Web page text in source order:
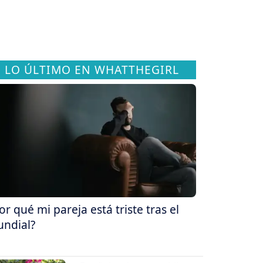
LO ÚLTIMO EN WHATTHEGIRL
qué mi pareja está triste tras el